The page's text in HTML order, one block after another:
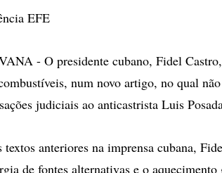
EFE
- O presidente cubano, Fidel
num novo artigo, no qual
judiciais ao anticastrista Luis
textos anteriores na imprensa cubana,
de fontes alternativas e o